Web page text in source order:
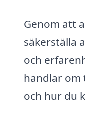
Genom att
säkerställa
och
handlar om
och hur du